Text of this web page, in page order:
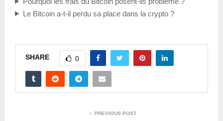
Le Bitcoin a-t-il perdu sa place dans la crypto ?
SHARE 0
PREVIOUS POST